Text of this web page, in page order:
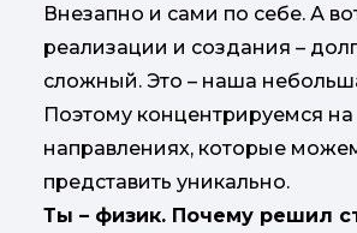
Внезапно и сами по себе. А
реализации и создания –
сложный. Это – наша
Поэтому концентрируемся на
направлениях, которые
представить уникально.
Ты – физик. Почему решил